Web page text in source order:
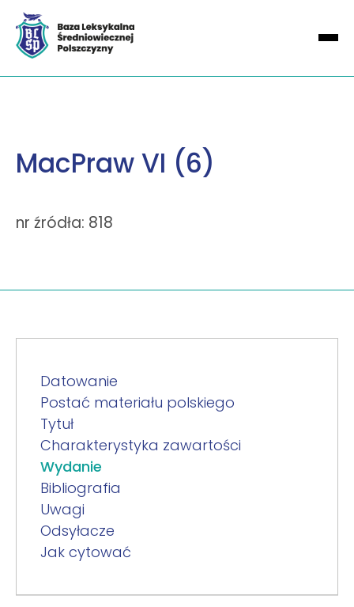
MacPraw VI (6)
nr źródła: 818
Datowanie
Postać materiału polskiego
Tytuł
Charakterystyka zawartości
Wydanie
Bibliografia
Uwagi
Odsyłacze
Jak cytować